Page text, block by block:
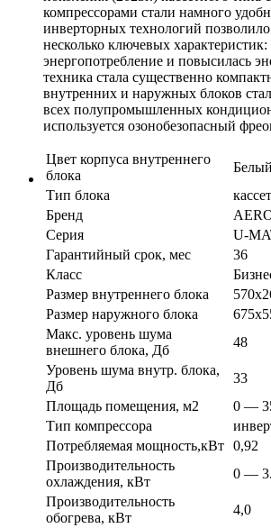
компрессорами стали намного
инверторных технологий
несколько ключевых характеристик:
энергопотребление и повысилась
техника стала существенно
внутренних и наружных блоков
всех полупромышленных
используется озонобезопасный
Цвет корпуса внутреннего
блока
Белый
Тип блока
Бренд
Серия
U-
Гарантийный срок, мес
36
Класс
Размер внутреннего блока
Размер наружного блока
Макс. уровень шума
внешнего блока, Дб
48
Уровень шума внутр. блока,
Дб
33
Площадь помещения, м2
0 —
Тип компрессора
Потребляемая мощность,кВт 0,92
Производительность
охлаждения, кВт
0 —
Производительность
обогрева, кВт
4,0